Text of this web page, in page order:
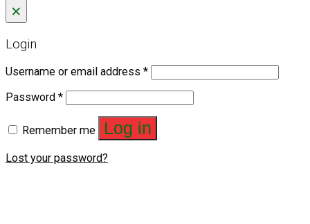
×
Login
Username or email address *
Password *
Remember me Log in
Lost your password?